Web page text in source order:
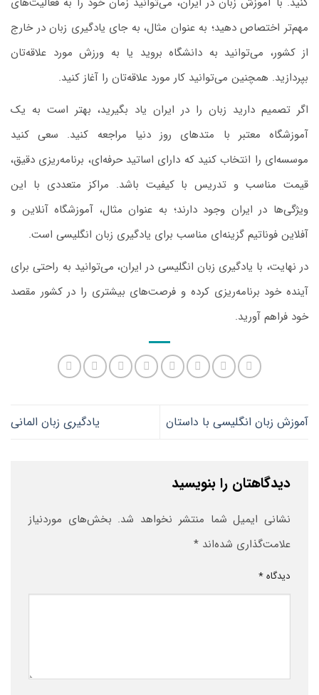
مهم‌تر اختصاص دهید؛ به عنوان مثال، به جای یادگیری زبان در خارج
از کشور، می‌توانید به دانشگاه بروید یا به ورزش مورد علاقه‌تان
بپردازید. همچنین می‌توانید کار مورد علاقه‌تان را آغاز کنید.
اگر تصمیم دارید زبان را در ایران یاد بگیرید، بهتر است به یک
آموزشگاه معتبر با متدهای روز دنیا مراجعه کنید. سعی کنید
موسسه‌ای را انتخاب کنید که دارای اساتید حرفه‌ای، برنامه‌ریزی دقیق،
قیمت مناسب و تدریس با کیفیت باشد. مراکز متعددی با این
ویژگی‌ها در ایران وجود دارند؛ به عنوان مثال، آموزشگاه آنلاین و
آفلاین فوناتیم گزینه‌ای مناسب برای یادگیری زبان انگلیسی است.
در نهایت، با یادگیری زبان انگلیسی در ایران، می‌توانید به راحتی برای
آینده خود برنامه‌ریزی کرده و فرصت‌های بیشتری را در کشور مقصد
خود فراهم آورید.
آموزش زبان انگلیسی با داستان یادگیری زبان المانی
دیدگاهتان را بنویسید
نشانی ایمیل شما منتشر نخواهد شد. بخش‌های موردنیاز
علامت‌گذاری شده‌اند *
دیدگاه*